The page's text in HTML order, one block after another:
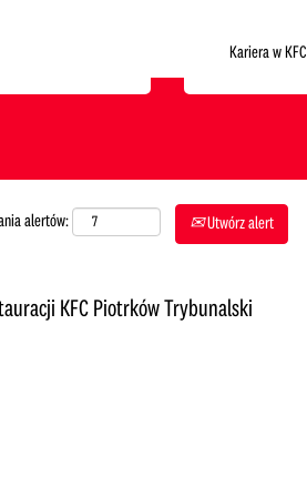
Kariera w KFC
Gdzie chcesz pracować?
alertów: Utwórz alert
KFC Piotrków Trybunalski